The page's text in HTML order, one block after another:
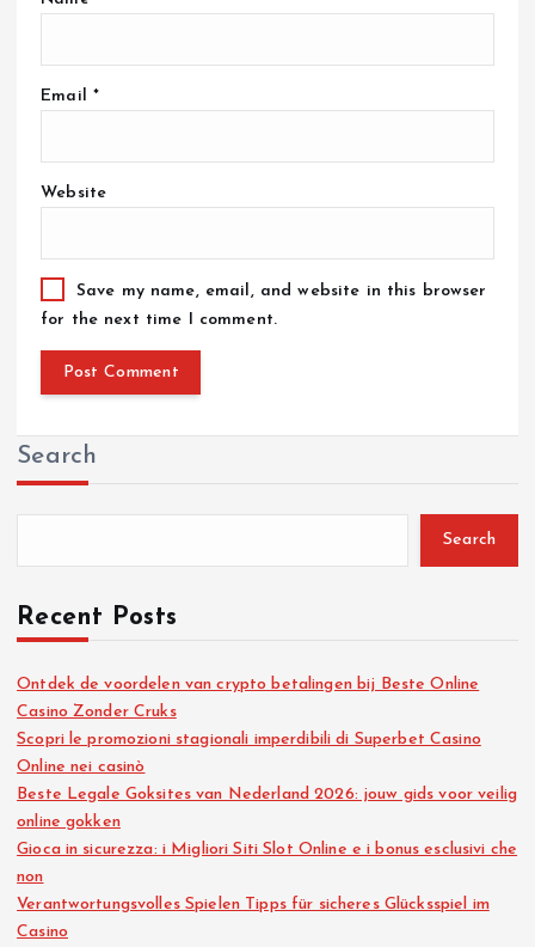
Email *
Website
Save my name, email, and website in this browser
for the next time I comment.
Search
Search
Recent Posts
Ontdek de voordelen van crypto betalingen bij Beste Online
Casino Zonder Cruks
Scopri le promozioni stagionali imperdibili di Superbet Casino
Online nei casinò
Beste Legale Goksites van Nederland 2026: jouw gids voor veilig
online gokken
Gioca in sicurezza: i Migliori Siti Slot Online e i bonus esclusivi che
non
Verantwortungsvolles Spielen Tipps für sicheres Glücksspiel im
Casino